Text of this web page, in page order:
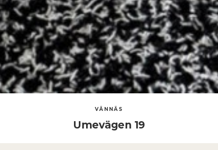
VÄNNÄS
Umevägen 19